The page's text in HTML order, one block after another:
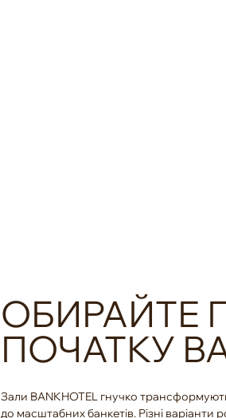
ОБИРАЙТЕ
ПОЧАТКУ
Зали BANKHOTEL гнучко
до масштабних банкетів. Різні